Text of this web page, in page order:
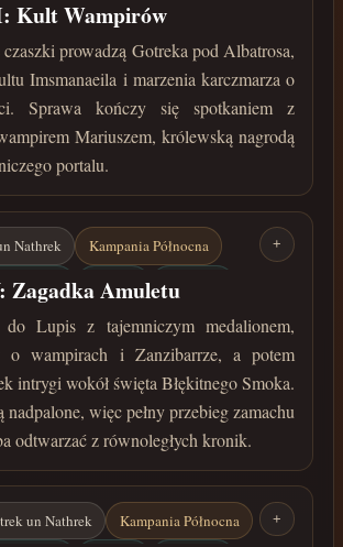
Wampiry
czerwiec 34 roku przed Zaćmieniem
Kult Wampirów
prowadzą Gotreka pod Albatrosa,
Imsmanaeila i marzenia karczmarza o
Sprawa kończy się spotkaniem z
Mariuszem, królewską nagrodą
portalu.
Nathrek
Kampania Północna
Smok Zamach
Medalion
Zaćmieniem
+
Amuletu
Lupis z tajemniczym medalionem,
o wampirach i Zanzibarrze, a potem
intrygi wokół święta Błękitnego Smoka.
nadpalone, więc pełny przebieg zamachu
odtwarzać z równoległych kronik.
un Nathrek
Kampania Północna
+